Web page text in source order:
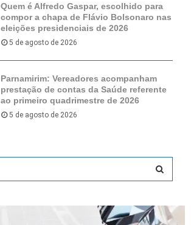
Quem é Alfredo Gaspar, escolhido para
compor a chapa de Flávio Bolsonaro nas
eleições presidenciais de 2026
5 de agosto de 2026
Parnamirim: Vereadores acompanham
prestação de contas da Saúde referente
ao primeiro quadrimestre de 2026
5 de agosto de 2026
E